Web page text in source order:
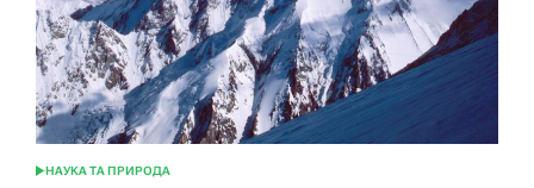
ОПУБЛІКУВАТИ
НАУКА ТА ПРИРОДА